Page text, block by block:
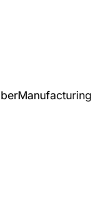
Manufacturing